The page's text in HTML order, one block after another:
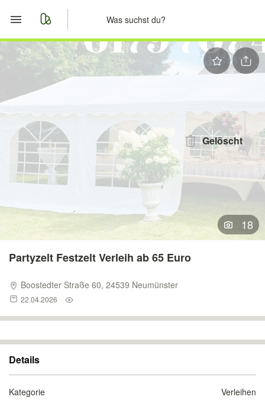
Start
Merkliste
Anzeige aufgeben
Gelöscht
18
Partyzelt Festzelt Verleih ab 65 Euro
Boostedter Straße 60, 24539 Neumünster
22.04.2026
Details
Kategorie Verleihen